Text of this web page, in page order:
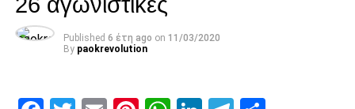
Ότο χάσει σπουδαία ευκαιρία με πλασέ από την μικρή
περιοχή.
Ο Κοτάρσκι «έσωσε» τον Καμαρά
Published 6 έτη ago on 11/03/2020
By paokrevolution